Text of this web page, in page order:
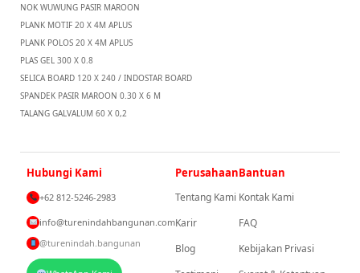
NOK WUWUNG PASIR MAROON
PLANK MOTIF 20 X 4M APLUS
PLANK POLOS 20 X 4M APLUS
PLAS GEL 300 X 0.8
SELICA BOARD 120 X 240 / INDOSTAR BOARD
SPANDEK PASIR MAROON 0.30 X 6 M
TALANG GALVALUM 60 X 0,2
Hubungi Kami
+62 812-5246-2983
info@turenindahbangunan.com
@turenindah.bangunan
Perusahaan
Tentang Kami
Karir
Blog
Bantuan
Kontak Kami
FAQ
Kebijakan Privasi